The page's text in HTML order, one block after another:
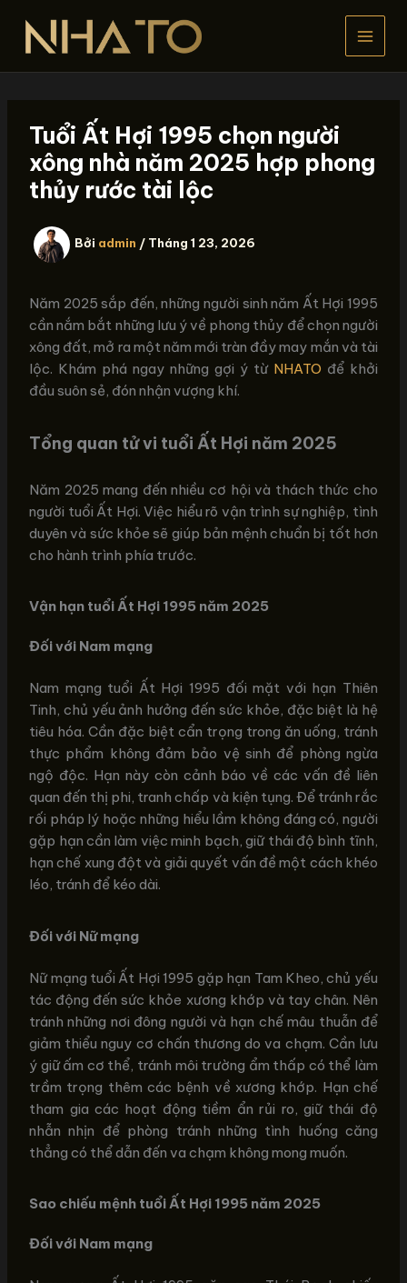
dung
Tuổi Ất Hợi 1995 chọn người
xông nhà năm 2025 hợp phong
thủy rước tài lộc
Bởi admin / Tháng 1 23, 2026
Năm 2025 sắp đến, những người sinh năm Ất Hợi 1995
cần nắm bắt những lưu ý về phong thủy để chọn người
xông đất, mở ra một năm mới tràn đầy may mắn và tài
lộc. Khám phá ngay những gợi ý từ NHATO để khởi
đầu suôn sẻ, đón nhận vượng khí.
Tổng quan tử vi tuổi Ất Hợi năm 2025
Năm 2025 mang đến nhiều cơ hội và thách thức cho
người tuổi Ất Hợi. Việc hiểu rõ vận trình sự nghiệp, tình
duyên và sức khỏe sẽ giúp bản mệnh chuẩn bị tốt hơn
cho hành trình phía trước.
Vận hạn tuổi Ất Hợi 1995 năm 2025
Đối với Nam mạng
Nam mạng tuổi Ất Hợi 1995 đối mặt với hạn Thiên
Tinh, chủ yếu ảnh hưởng đến sức khỏe, đặc biệt là hệ
tiêu hóa. Cần đặc biệt cẩn trọng trong ăn uống, tránh
thực phẩm không đảm bảo vệ sinh để phòng ngừa
ngộ độc. Hạn này còn cảnh báo về các vấn đề liên
quan đến thị phi, tranh chấp và kiện tụng. Để tránh rắc
rối pháp lý hoặc những hiểu lầm không đáng có, người
gặp hạn cần làm việc minh bạch, giữ thái độ bình tĩnh,
hạn chế xung đột và giải quyết vấn đề một cách khéo
léo, tránh để kéo dài.
Đối với Nữ mạng
Nữ mạng tuổi Ất Hợi 1995 gặp hạn Tam Kheo, chủ yếu
tác động đến sức khỏe xương khớp và tay chân. Nên
tránh những nơi đông người và hạn chế mâu thuẫn để
giảm thiểu nguy cơ chấn thương do va chạm. Cần lưu
ý giữ ấm cơ thể, tránh môi trường ẩm thấp có thể làm
trầm trọng thêm các bệnh về xương khớp. Hạn chế
tham gia các hoạt động tiềm ẩn rủi ro, giữ thái độ
nhẫn nhịn để phòng tránh những tình huống căng
thẳng có thể dẫn đến va chạm không mong muốn.
Sao chiếu mệnh tuổi Ất Hợi 1995 năm 2025
Đối với Nam mạng